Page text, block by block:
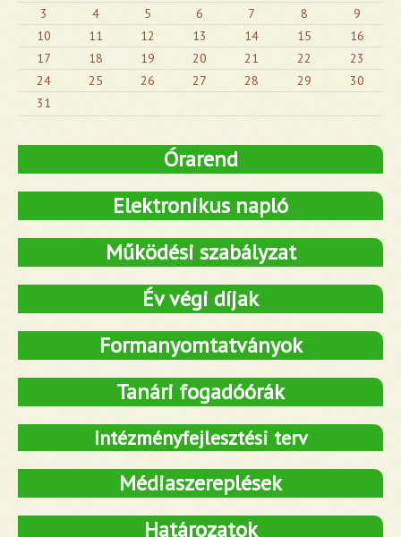
3
4 5 6 7 8
9
10
11 12 13 14 15
16
17
18 19 20 21 22
23
24
25 26 27 28 29
30
31
Órarend
Elektronikus napló
Működési szabályzat
Év végi díjak
Formanyomtatványok
Tanári fogadóórák
Intézményfejlesztési terv
Médiaszereplések
Határozatok